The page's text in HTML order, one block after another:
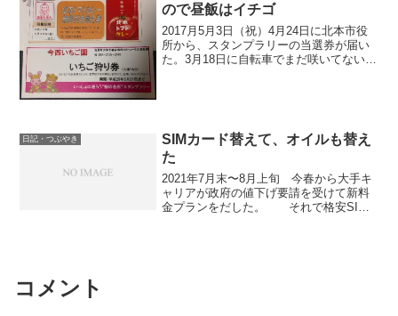
ので昼飯はイチゴ
2017月5月3日（祝）4月24日に北本市役
所から、スタンプラリーの当選券が届い
た。3月18日に自転車でまだ咲いてない吉
日記・つぶやき
SIMカード替えて、オイルも替え
た
2021年7月末〜8月上旬 今春から大手キ
ャリアが政府の値下げ要請を受けて新料
金プランをだした。 それで格安SIM
コメント